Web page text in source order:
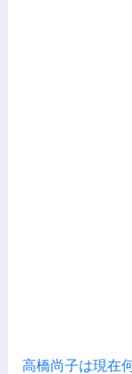
高橋尚子は現在